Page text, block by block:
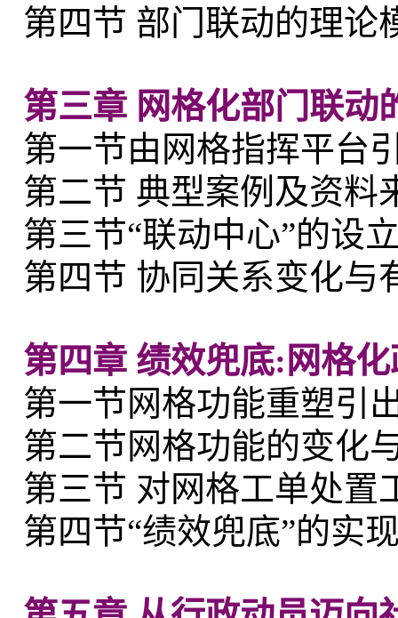
第四节 部门联动的理论
第三章 网格化部门联动
第一节由网格指挥平台
第二节 典型案例及资料
第三节“联动中心”的设
第四节 协同关系变化与
第四章 绩效兜底:网格
第一节网格功能重塑引
第二节网格功能的变化
第三节 对网格工单处置
第四节“绩效兜底”的实